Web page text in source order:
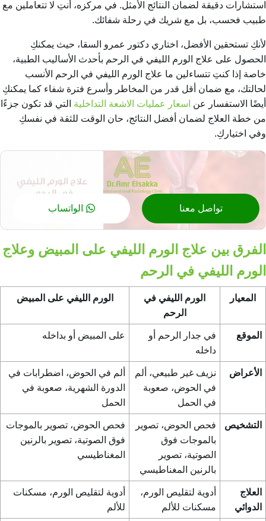
استشارات دقيقة لضمان النتائج الأمثل. في مركزه، أنتِ لا تتعاملين مع
طبيب فحسب، بل مع شريك في رحلة شفائك.
لأنكِ تستحقين الأفضل، اختاري دكتور عمرو السقا، حيث يمكنكِ
الحصول على علاج الورم الليفي في الرحم بأحدث الأساليب الطبية،
خاصة إذا كنتِ تتساءلين ما علاج الورم الليفي في الرحم
الأنسب
لحالتك، مع ضمان أقل قدر من المخاطر وأسرع فترة شفاء كما يمكنكِ
أيضًا الاستفسار عن اسعار عمليات الاشعة التداخلية التي قد تكون جزءًا
من خطة العلاج لضمان أفضل النتائج، حان الوقت للثقة في نفسكِ
وفي اختياركِ.
تواصل معنا الواتساب
الفرق بين علاج الورم الليفي على المبيض وعلاج
الورم الليفي في الرحم
المعيار
الورم الليفي في
الرحم
الورم الليفي على المبيض
الموقع
في جدار الرحم أو
داخله
على المبيض أو بداخله
الأعراض
نزيف غير طبيعي، ألم
في الحوض، صعوبة
في الحمل
ألم في الحوض، اضطرابات في
الدورة الشهرية، صعوبة في
الحمل
التشخيص
فحص الحوض، تصوير
بالموجات فوق
الصوتية، تصوير
بالرنين المغناطيسي
فحص الحوض، تصوير بالموجات
فوق الصوتية، تصوير بالرنين
المغناطيسي
العلاج
الدوائي
أدوية لتقليص الورم،
مسكنات للألم
أدوية لتقليص الورم، مسكنات
للألم